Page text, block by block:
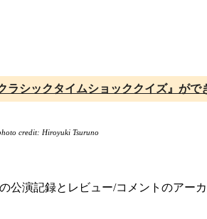
ラシックタイムショッククイズ』がで
credit: Hiroyuki Tsuruno
公演記録とレビュー/コメントのアー